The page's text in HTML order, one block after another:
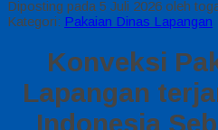
Diposting pada 5 Juli 2026 oleh
Kategori: Pakaian Dinas Lapangan
Konveksi
Lapangan
Indonesia